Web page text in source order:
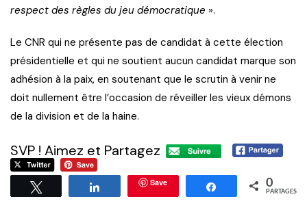
respect des règles du jeu démocratique ».
Le CNR qui ne présente pas de candidat à cette élection
présidentielle et qui ne soutient aucun candidat marque son
adhésion à la paix, en soutenant que le scrutin à venir ne
doit nullement être l’occasion de réveiller les vieux démons
de la division et de la haine.
SVP ! Aimez et Partagez
Partagez Save Partagez 0
PARTAGES